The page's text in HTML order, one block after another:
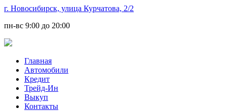
г. Новосибирск, улица Курчатова, 2/2
пн-вс 9:00 до 20:00
Главная
Автомобили
Кредит
Трейд-Ин
Выкуп
Контакты